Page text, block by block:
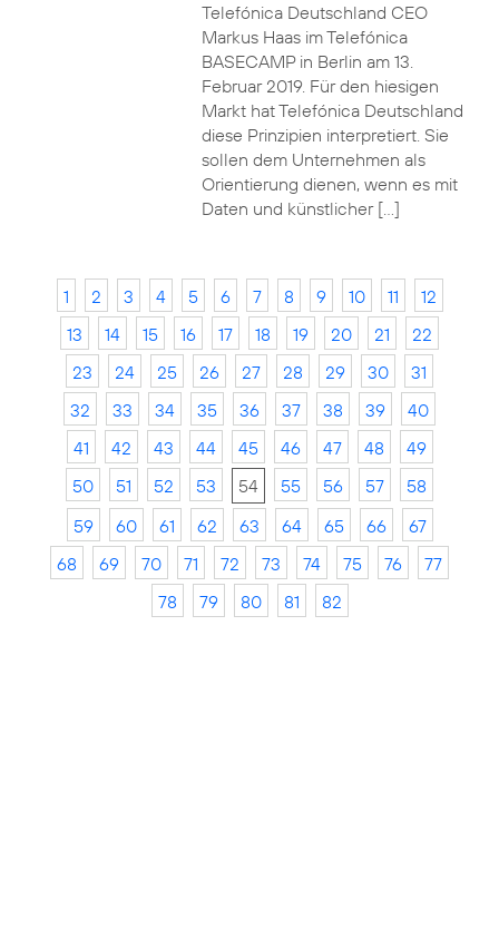
Telefónica Deutschland CEO
Markus Haas im Telefónica
BASECAMP in Berlin am 13.
Februar 2019. Für den hiesigen
Markt hat Telefónica Deutschland
diese Prinzipien interpretiert. Sie
sollen dem Unternehmen als
Orientierung dienen, wenn es mit
Daten und künstlicher […]
1 2 3 4 5 6 7 8 9 10 11
12
13
14 15 16 17 18 19 20 21
22
23
24 25 26 27 28 29 30
31
32
33 34 35 36 37 38 39
40
41
42 43 44 45 46 47 48
49
50
51 52 53 54 55 56 57
58
59
60 61 62 63 64 65 66
67
68
69 70 71 72 73 74 75 76
77
78
79 80 81 82